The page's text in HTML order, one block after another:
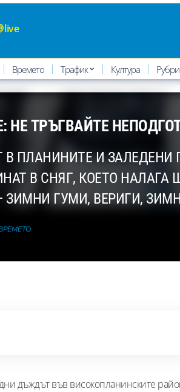
live
Времето Трафик Култура
ТРЪГВАЙТЕ
В ПЛАНИНИТЕ И
В СНЯГ, КОЕТО НАЛАГА
ГУМИ, ВЕРИГИ,
дъждът във високопланинските